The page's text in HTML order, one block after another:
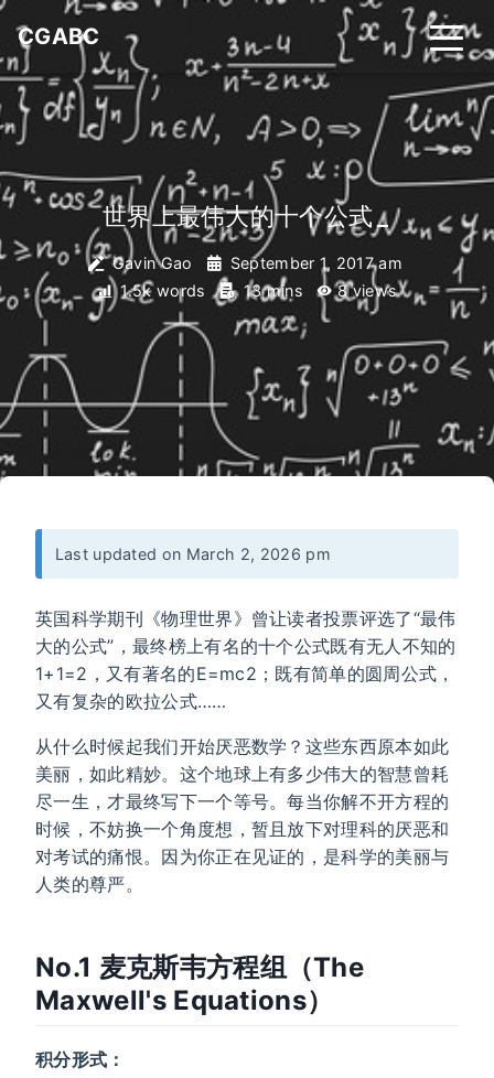
CGABC
世界上最伟大的十个公式 _
Gavin Gao
September 1, 2017 am
1.5k words
13 mins 8views
Last updated on March 2, 2026 pm
英国科学期刊《物理世界》曾让读者投票评选了“最伟
大的公式”，最终榜上有名的十个公式既有无人不知的
1+1=2，又有著名的E=mc2；既有简单的圆周公式，
又有复杂的欧拉公式……
从什么时候起我们开始厌恶数学？这些东西原本如此
美丽，如此精妙。这个地球上有多少伟大的智慧曾耗
尽一生，才最终写下一个等号。每当你解不开方程的
时候，不妨换一个角度想，暂且放下对理科的厌恶和
对考试的痛恨。因为你正在见证的，是科学的美丽与
人类的尊严。
No.1 麦克斯韦方程组（The
Maxwell's Equations）
积分形式：